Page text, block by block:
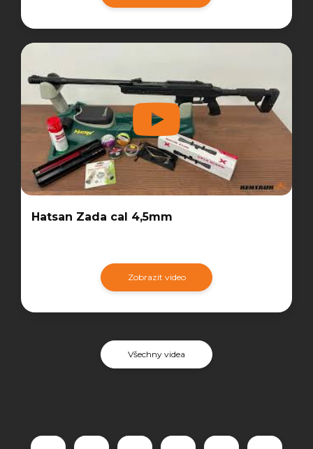
Hatsan Zada cal 4,5mm
Zobrazit video
Všechny videa